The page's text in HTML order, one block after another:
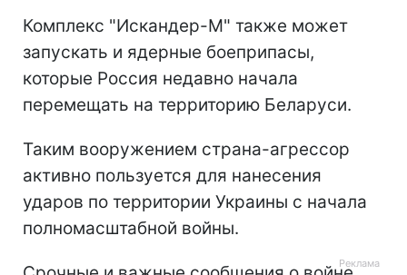
Комплекс "Искандер-М" также может
запускать и ядерные боеприпасы,
которые Россия недавно начала
перемещать на территорию Беларуси.
Таким вооружением страна-агрессор
активно пользуется для нанесения
ударов по территории Украины с начала
полномасштабной войны.